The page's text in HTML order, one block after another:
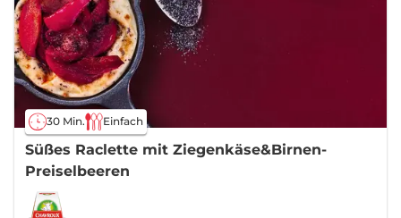
30 Min. Einfach
Süßes Raclette mit Ziegenkäse&Birnen-
Preiselbeeren